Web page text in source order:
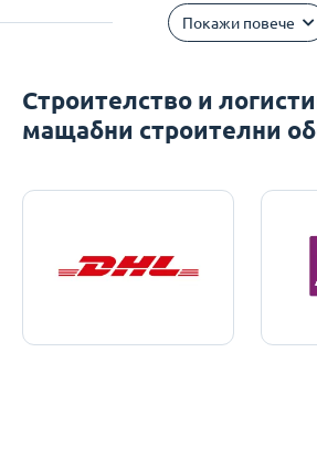
Покажи повече
Строителство и
мащабни строителни